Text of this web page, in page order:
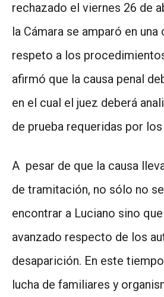
rechazado el viernes 26 de
la Cámara se amparó en
respeto a los
afirmó que la causa penal
en el cual el juez deberá
de prueba requeridas por
A pesar de que la causa
de tramitación, no sólo no
encontrar a Luciano sino
avanzado respecto de los
desaparición. En este
lucha de familiares y